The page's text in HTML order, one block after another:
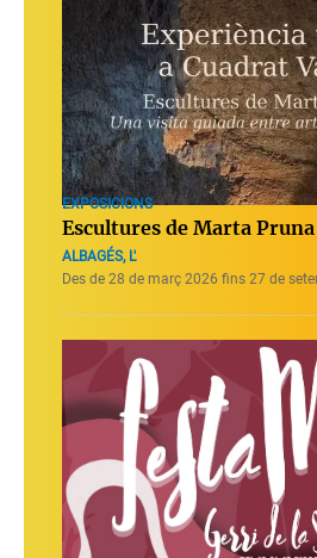
EXPOSICIONS
Escultures de Marta Pruna
ALBAGÉS, L'
Des de 28 de març 2026 fins 27 de